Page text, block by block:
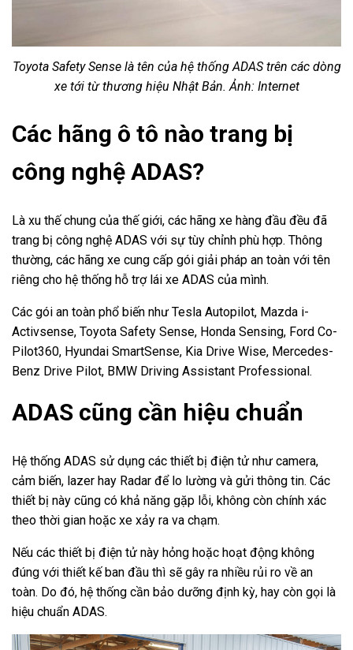
Toyota Safety Sense là tên của hệ thống ADAS trên các dòng
xe tới từ thương hiệu Nhật Bản. Ảnh: Internet
Các hãng ô tô nào trang bị
công nghệ ADAS?
Là xu thế chung của thế giới, các hãng xe hàng đầu đều đã
trang bị công nghệ ADAS với sự tùy chỉnh phù hợp. Thông
thường, các hãng xe cung cấp gói giải pháp an toàn với tên
riêng cho hệ thống hỗ trợ lái xe ADAS của mình.
Các gói an toàn phổ biến như Tesla Autopilot, Mazda i-
Activsense, Toyota Safety Sense, Honda Sensing, Ford Co-
Pilot360, Hyundai SmartSense, Kia Drive Wise, Mercedes-
Benz Drive Pilot, BMW Driving Assistant Professional.
ADAS cũng cần hiệu chuẩn
Hệ thống ADAS sử dụng các thiết bị điện tử như camera,
cảm biến, lazer hay Radar để lo lường và gửi thông tin. Các
thiết bị này cũng có khả năng gặp lỗi, không còn chính xác
theo thời gian hoặc xe xảy ra va chạm.
Nếu các thiết bị điện tử này hỏng hoặc hoạt động không
đúng với thiết kế ban đầu thì sẽ gây ra nhiều rủi ro về an
toàn. Do đó, hệ thống cần bảo dưỡng định kỳ, hay còn gọi là
hiệu chuẩn ADAS.